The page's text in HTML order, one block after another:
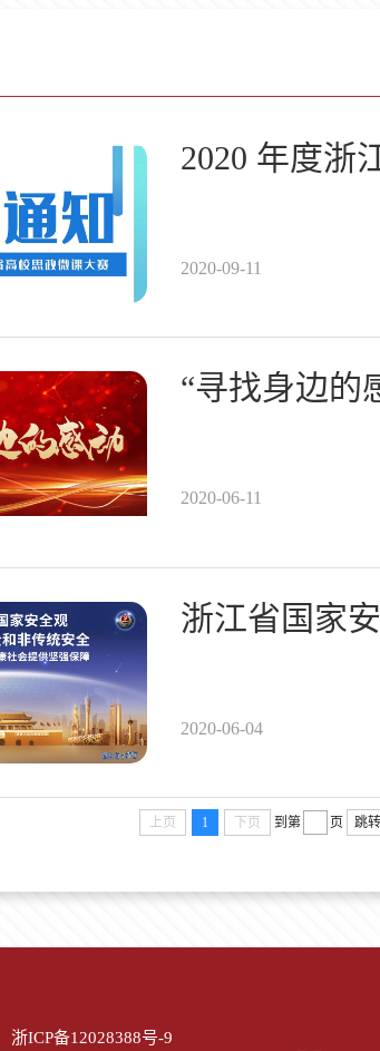
2020-09-11
“寻找身边的
2020-06-11
浙江省国家
2020-06-04
上页 1 下页 到第 页 跳转
浙ICP备12028388号-9